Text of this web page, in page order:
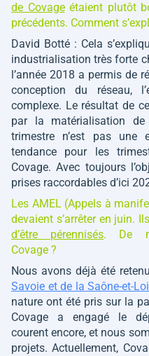
de Covageétaient plutôt
précédents. Comment
David Botté : Cela
industrialisation très forte
l’année 2018 a permis de
conception du réseau,
complexe. Le résultat de
par la matérialisation de
trimestre n’est pas une
tendance pour les
Covage. Avec toujours
prises raccordables d’ici
Les AMEL (Appels à
devaient s’arrêter en juin.
d’être pérennisés. De
Covage ?
Nous avons déjà été
Savoie et de la Saône-et-
nature ont été pris sur la
Covage a engagé le
courent encore, et nous
projets. Actuellement,